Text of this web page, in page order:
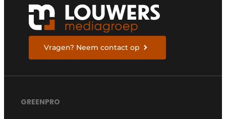
Vragen? Neem contact op
GREENPRO